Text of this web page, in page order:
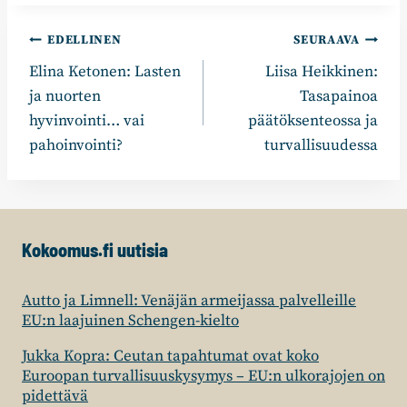
Artikkelien
selaus
EDELLINEN
Elina Ketonen: Lasten
ja nuorten
hyvinvointi… vai
pahoinvointi?
SEURAAVA
Liisa Heikkinen:
Tasapainoa
päätöksenteossa ja
turvallisuudessa
Kokoomus.fi uutisia
Autto ja Limnell: Venäjän armeijassa palvelleille
EU:n laajuinen Schengen-kielto
Jukka Kopra: Ceutan tapahtumat ovat koko
Euroopan turvallisuuskysymys – EU:n ulkorajojen on
pidettävä